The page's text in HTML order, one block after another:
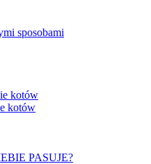
sposobami
kotów
kotów
PASUJE?